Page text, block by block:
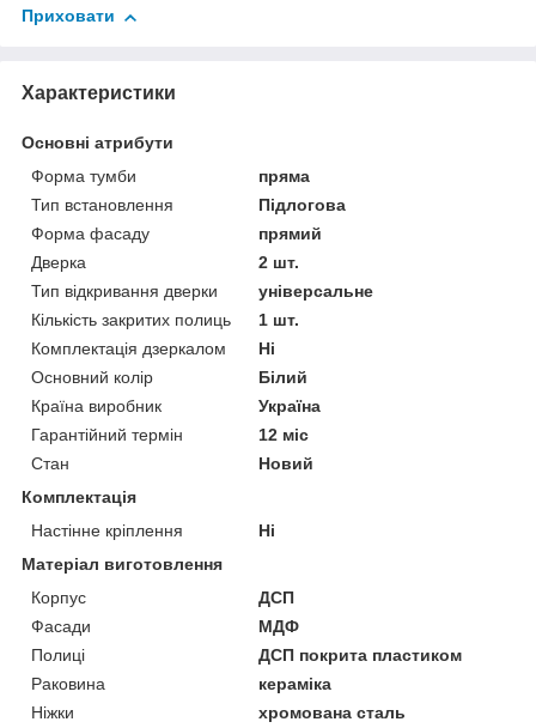
Приховати
Характеристики
Основні атрибути
Форма тумби
пряма
Тип встановлення
Підлогова
Форма фасаду
прямий
Дверка
2 шт.
Тип відкривання дверки
універсальне
Кількість закритих полиць
1 шт.
Комплектація дзеркалом
Ні
Основний колір
Білий
Країна виробник
Україна
Гарантійний термін
12 міс
Стан
Новий
Комплектація
Настінне кріплення
Ні
Матеріал виготовлення
Корпус
ДСП
Фасади
МДФ
Полиці
ДСП покрита пластиком
Раковина
кераміка
Ніжки
хромована сталь